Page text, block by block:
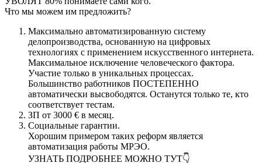
Что мы можем им предложить?
Максимально автоматизированную систему
делопроизводства, основанную на цифровых
технологиях с применением искусственного интернета.
Максимальное исключение человеческого фактора.
Участие только в уникальных процессах.
Большинство работников ПОСТЕПЕННО
автоматически высвободятся. Останутся только те, кто
соответствует тестам.
ЗП от 3000 € в месяц.
Социальные гарантии.
Хорошим примером таких реформ является
автоматизация работы МРЭО.
УЗНАТЬ ПОДРОБНЕЕ МОЖНО ТУТ👇